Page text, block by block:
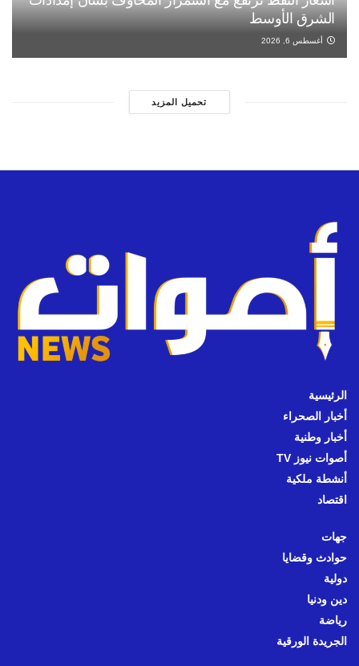
الشرق الأوسط
أغسطس 6, 2026
تحميل المزيد
الرئيسية
أخبار الصحراء
أخبار وطنية
أصوات نيوز TV
أنشطة ملكية
اقتصاد
جهات
حوادث وقضايا
دولية
دين ودنيا
رياضة
الجريدة الورقية